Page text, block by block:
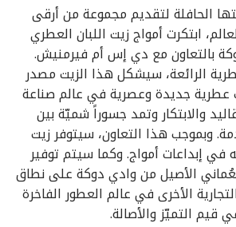
الحافلة لتقديم مجموعة من أرقى
ابتكرت أمواج زيت اللبان العطري
بالتعاون مع دي إس أم فيرمنيش.
الرائعة، سيشكل هذا الزيت مصدر
عطرية جديدة وعصرية في عالم صناعة
والابتكار وتمد جسوراً شميّة بين
وبموجب هذا التعاون، سيتوفر زيت
في إبداعات أمواج. وكما سيتم توفير
الأصيل من وادي دوكة على نطاق
الأخرى في عالم العطور الفاخرة
قيم التميّز والأصالة.